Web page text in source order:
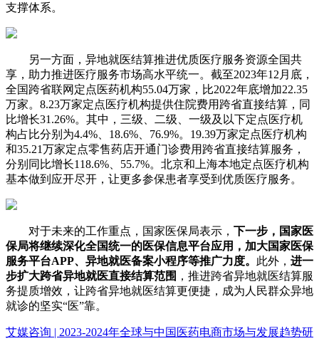
支撑体系。
另一方面，异地就医结算推进优质医疗服务资源全国共
享，助力推进医疗服务市场高水平统一。截至2023年12月底，
全国跨省联网定点医药机构55.04万家，比2022年底增加22.35
万家。8.23万家定点医疗机构提供住院费用跨省直接结算，同
比增长31.26%。其中，三级、二级、一级及以下定点医疗机
构占比分别为4.4%、18.6%、76.9%。19.39万家定点医疗机构
和35.21万家定点零售药店开通门诊费用跨省直接结算服务，
分别同比增长118.6%、55.7%。北京和上海本地定点医疗机构
基本做到应开尽开，让更多参保患者享受到优质医疗服务。
对于未来的工作重点，国家医保局表示， 下一步，国家医
保局将继续深化全国统一的医保信息平台应用，加大国家医保
服务平台APP、异地就医备案小程序等推广力度。 此外， 进一
步扩大跨省异地就医直接结算范围 ，推进跨省异地就医结算服
务提质增效，让跨省异地就医结算更便捷，成为人民群众异地
就诊的坚实“医”靠。
艾媒咨询 | 2023-2024年全球与中国医药电商市场与发展趋势研